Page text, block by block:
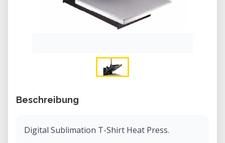
Beschreibung
Digital Sublimation T-Shirt Heat Press.